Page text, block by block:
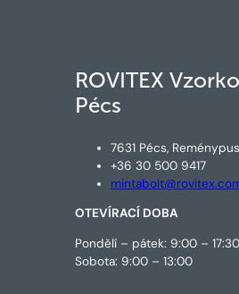
ROVITEX
Pécs
7631 Pécs,
+36 30 500 9417
OTEVÍRACÍ DOBA
Pondělí – pátek: 9:00 – 17:30
Sobota: 9:00 – 13:00